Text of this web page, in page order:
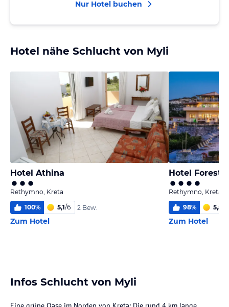
Nur Hotel buchen
Hotel nähe Schlucht von Myli
Hotel Athina
Rethymno, Kreta
100% 5,1/6 2 Bew.
Zum Hotel
Hotel Forest
Rethymno, Kreta
98% 5,5
Zum Hotel
Infos Schlucht von Myli